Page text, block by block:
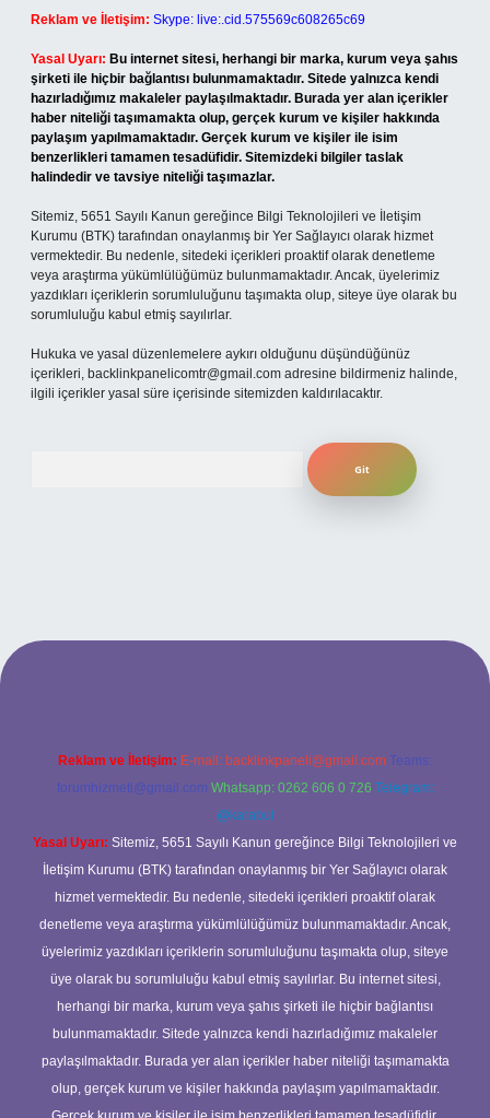
Reklam ve İletişim: Skype: live:.cid.575569c608265c69
Yasal Uyarı: Bu internet sitesi, herhangi bir marka, kurum veya şahıs
şirketi ile hiçbir bağlantısı bulunmamaktadır. Sitede yalnızca kendi
hazırladığımız makaleler paylaşılmaktadır. Burada yer alan içerikler
haber niteliği taşımamakta olup, gerçek kurum ve kişiler hakkında
paylaşım yapılmamaktadır. Gerçek kurum ve kişiler ile isim
benzerlikleri tamamen tesadüfidir. Sitemizdeki bilgiler taslak
halindedir ve tavsiye niteliği taşımazlar.
Sitemiz, 5651 Sayılı Kanun gereğince Bilgi Teknolojileri ve İletişim
Kurumu (BTK) tarafından onaylanmış bir Yer Sağlayıcı olarak hizmet
vermektedir. Bu nedenle, sitedeki içerikleri proaktif olarak denetleme
veya araştırma yükümlülüğümüz bulunmamaktadır. Ancak, üyelerimiz
yazdıkları içeriklerin sorumluluğunu taşımakta olup, siteye üye olarak bu
sorumluluğu kabul etmiş sayılırlar.
Hukuka ve yasal düzenlemelere aykırı olduğunu düşündüğünüz
içerikleri, backlinkpanelicomtr@gmail.com adresine bildirmeniz halinde,
ilgili içerikler yasal süre içerisinde sitemizden kaldırılacaktır.
giriş
Reklam ve İletişim: E-mail: backlinkpaneli@gmail.com Teams:
forumhizmeti@gmail.com Whatsapp: 0262 606 0 726 Telegram:
@karabul
Yasal Uyarı: Sitemiz, 5651 Sayılı Kanun gereğince Bilgi Teknolojileri ve
İletişim Kurumu (BTK) tarafından onaylanmış bir Yer Sağlayıcı olarak
hizmet vermektedir. Bu nedenle, sitedeki içerikleri proaktif olarak
denetleme veya araştırma yükümlülüğümüz bulunmamaktadır. Ancak,
üyelerimiz yazdıkları içeriklerin sorumluluğunu taşımakta olup, siteye
üye olarak bu sorumluluğu kabul etmiş sayılırlar. Bu internet sitesi,
herhangi bir marka, kurum veya şahıs şirketi ile hiçbir bağlantısı
bulunmamaktadır. Sitede yalnızca kendi hazırladığımız makaleler
paylaşılmaktadır. Burada yer alan içerikler haber niteliği taşımamakta
olup, gerçek kurum ve kişiler hakkında paylaşım yapılmamaktadır.